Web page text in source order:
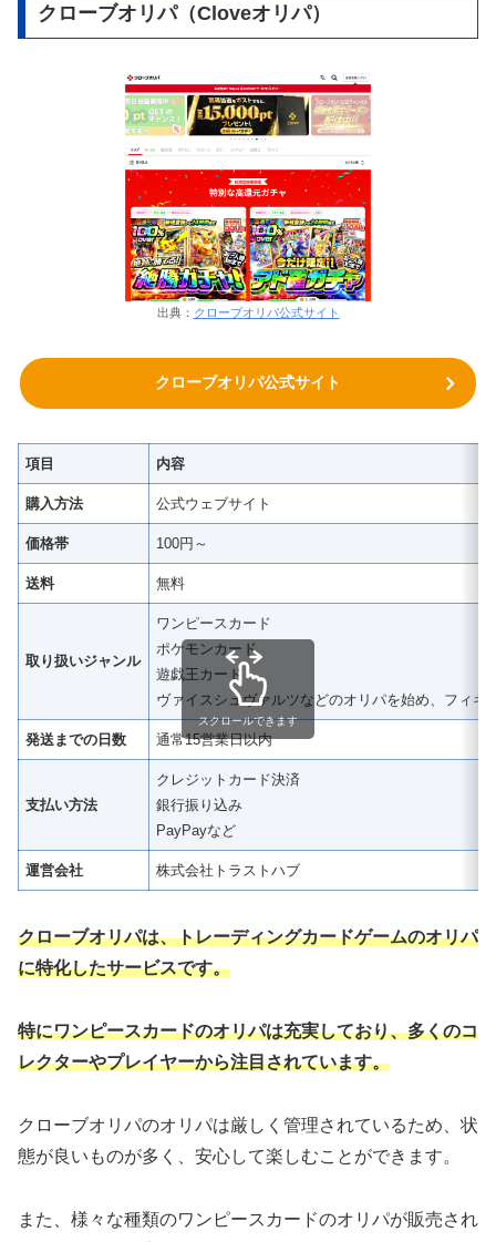
クローブオリパ（Cloveオリパ）
出典： クローブオリパ公式サイト
クローブオリパ公式サイト
項目 内容
購入方法 公式ウェブサイト
価格帯 100円～
送料 無料
取り扱いジャンル
ワンピースカード
ポケモンカード
遊戯王カード
ヴァイスシュヴァルツなどのオリパを始め、フィギ
発送までの日数 通常15営業日以内
支払い方法
クレジットカード決済
銀行振り込み
PayPayなど
運営会社 株式会社トラストハブ
スクロールできます
クローブオリパは、トレーディングカードゲームのオリパ
に特化したサービスです。
特にワンピースカードのオリパは充実しており、多くのコ
レクターやプレイヤーから注目されています。
クローブオリパのオリパは厳しく管理されているため、状
態が良いものが多く、安心して楽しむことができます。
また、様々な種類のワンピースカードのオリパが販売され